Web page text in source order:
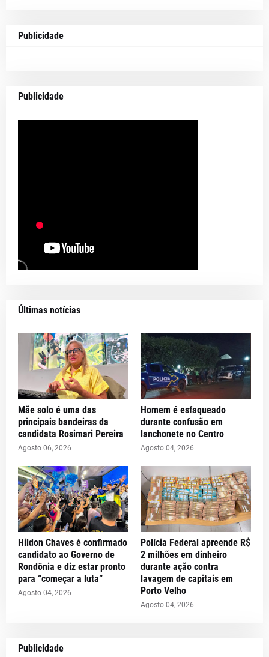
Publicidade
Publicidade
Últimas notícias
Mãe solo é uma das
principais bandeiras da
candidata Rosimari Pereira
Agosto 06, 2026
Homem é esfaqueado
durante confusão em
lanchonete no Centro
Agosto 04, 2026
Hildon Chaves é confirmado
candidato ao Governo de
Rondônia e diz estar pronto
para “começar a luta”
Agosto 04, 2026
Polícia Federal apreende R$
2 milhões em dinheiro
durante ação contra
lavagem de capitais em
Porto Velho
Agosto 04, 2026
Publicidade